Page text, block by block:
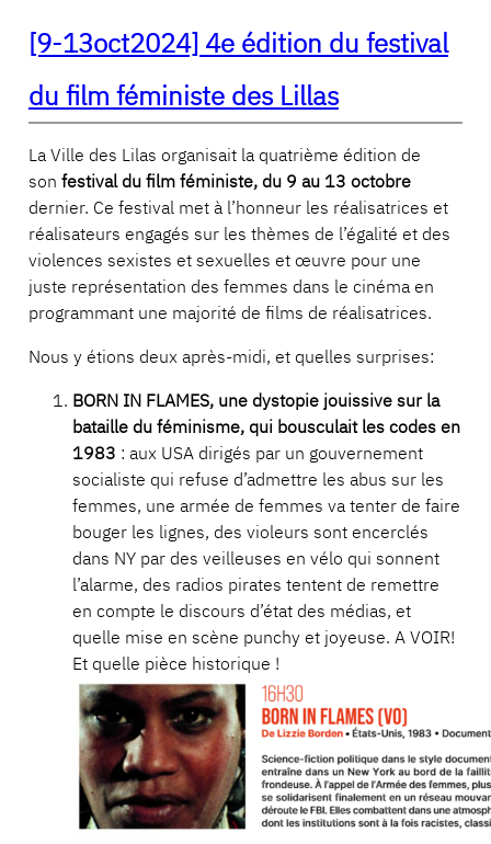
[9-13oct2024] 4e édition du festival
du film féministe des Lillas
La Ville des Lilas organisait la quatrième édition de
son festival du film féministe, du 9 au 13 octobre
dernier. Ce festival met à l’honneur les réalisatrices et
réalisateurs engagés sur les thèmes de l’égalité et des
violences sexistes et sexuelles et œuvre pour une
juste représentation des femmes dans le cinéma en
programmant une majorité de films de réalisatrices.
Nous y étions deux après-midi, et quelles surprises:
BORN IN FLAMES, une dystopie jouissive sur la
bataille du féminisme, qui bousculait les codes en
1983 : aux USA dirigés par un gouvernement
socialiste qui refuse d’admettre les abus sur les
femmes, une armée de femmes va tenter de faire
bouger les lignes, des violeurs sont encerclés
dans NY par des veilleuses en vélo qui sonnent
l’alarme, des radios pirates tentent de remettre
en compte le discours d’état des médias, et
quelle mise en scène punchy et joyeuse. A VOIR!
Et quelle pièce historique !